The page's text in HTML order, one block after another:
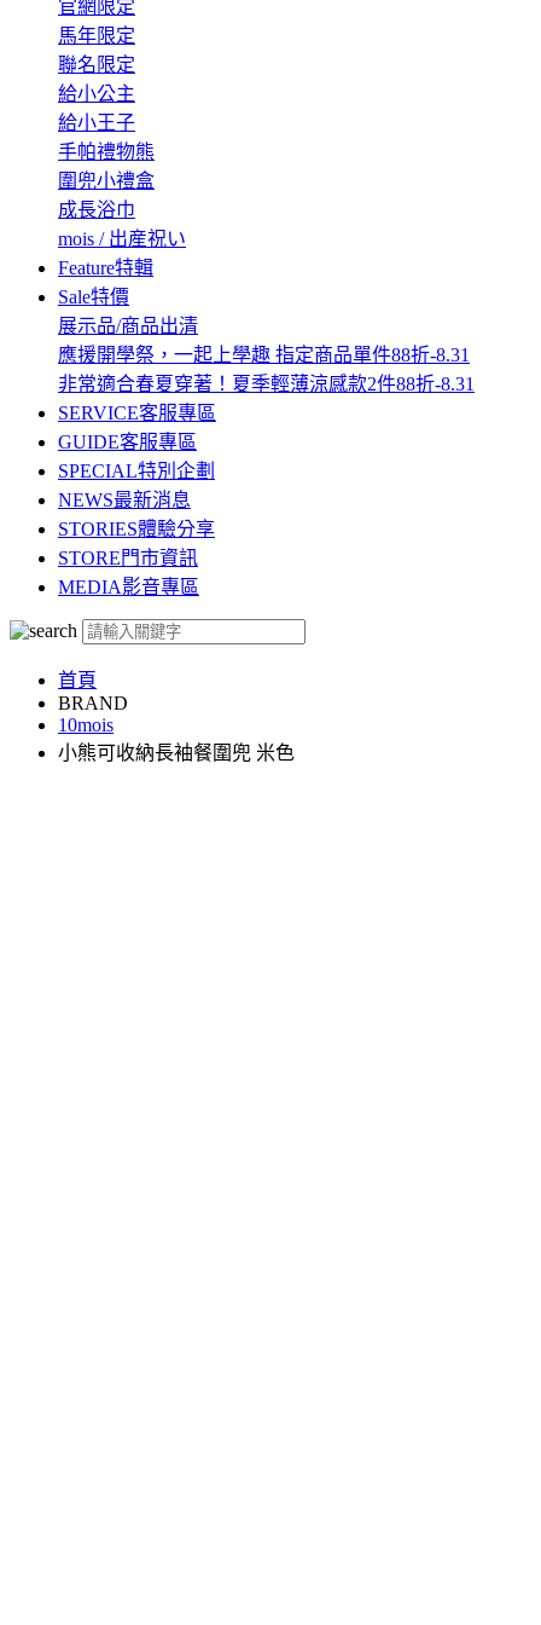
官網限定
馬年限定
聯名限定
給小公主
給小王子
手帕禮物熊
圍兜小禮盒
成長浴巾
mois / 出産祝い
Feature特輯
Sale特價
展示品/商品出清
應援開學祭，一起上學趣 指定商品單件88折-8.31
非常適合春夏穿著！夏季輕薄涼感款2件88折-8.31
SERVICE客服專區
GUIDE客服專區
SPECIAL特別企劃
NEWS最新消息
STORIES體驗分享
STORE門市資訊
MEDIA影音專區
首頁
BRAND
10mois
小熊可收納長袖餐圍兜 米色